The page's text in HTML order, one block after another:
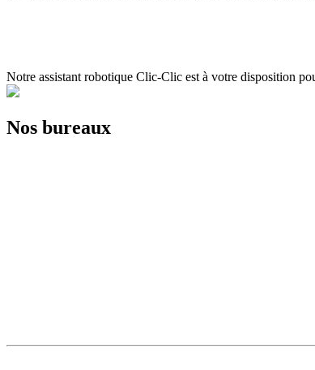
Notre assistant robotique Clic-Clic est à votre disposition
Nos bureaux